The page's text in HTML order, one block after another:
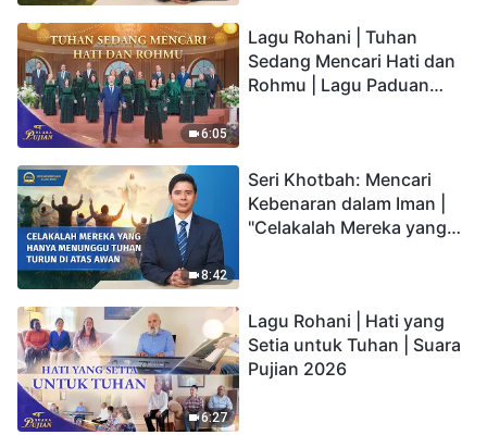
6:05
Lagu Rohani | Tuhan
Sedang Mencari Hati dan
Rohmu | Lagu Paduan
8:42
Seri Khotbah: Mencari
Kebenaran dalam Iman |
"Celakalah Mereka yang
6:27
Lagu Rohani | Hati yang
Setia untuk Tuhan | Suara
Pujian 2026